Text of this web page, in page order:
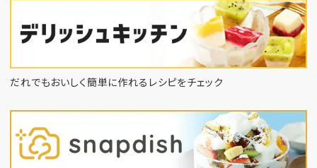
だれでもおいしく簡単に作れるレシピをチェック